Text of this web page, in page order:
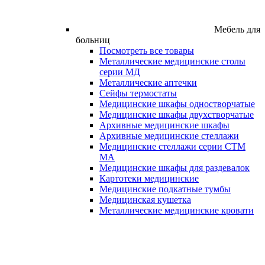
Мебель для
больниц
Посмотреть все товары
Металлические медицинские столы
серии МД
Металлические аптечки
Сейфы термостаты
Медицинские шкафы одностворчатые
Медицинские шкафы двухстворчатые
Архивные медицинские шкафы
Архивные медицинские стеллажи
Медицинские стеллажи серии СТМ
МА
Медицинские шкафы для раздевалок
Картотеки медицинские
Медицинские подкатные тумбы
Медицинская кушетка
Металлические медицинские кровати